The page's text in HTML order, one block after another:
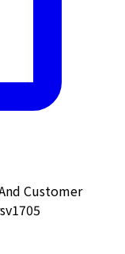
Customer